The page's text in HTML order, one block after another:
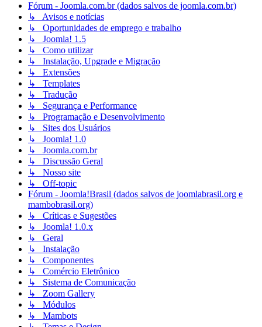
Fórum - Joomla.com.br (dados salvos de joomla.com.br)
↳ Avisos e notícias
↳ Oportunidades de emprego e trabalho
↳ Joomla! 1.5
↳ Como utilizar
↳ Instalação, Upgrade e Migração
↳ Extensões
↳ Templates
↳ Tradução
↳ Segurança e Performance
↳ Programação e Desenvolvimento
↳ Sites dos Usuários
↳ Joomla! 1.0
↳ Joomla.com.br
↳ Discussão Geral
↳ Nosso site
↳ Off-topic
Fórum - Joomla!Brasil (dados salvos de joomlabrasil.org e
mambobrasil.org)
↳ Críticas e Sugestões
↳ Joomla! 1.0.x
↳ Geral
↳ Instalação
↳ Componentes
↳ Comércio Eletrônico
↳ Sistema de Comunicação
↳ Zoom Gallery
↳ Módulos
↳ Mambots